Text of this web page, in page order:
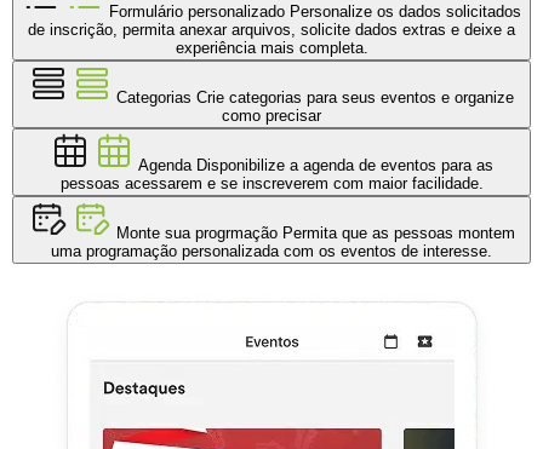
Formulário personalizado Personalize os dados solicitados
de inscrição, permita anexar arquivos, solicite dados extras e deixe a
experiência mais completa.
Categorias Crie categorias para seus eventos e organize
como precisar
Agenda Disponibilize a agenda de eventos para as
pessoas acessarem e se inscreverem com maior facilidade.
Monte sua progrmação Permita que as pessoas montem
uma programação personalizada com os eventos de interesse.